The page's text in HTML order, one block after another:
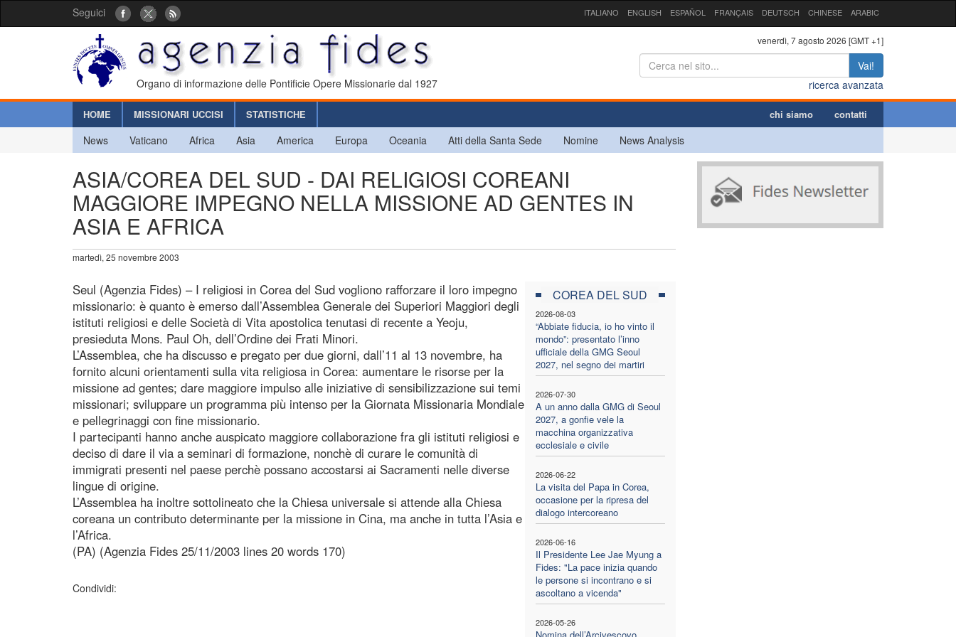
Seguici ITALIANO ENGLISH ESPAÑOL FRANÇAIS DEUTSCH CHINESE ARABIC
Organo di informazione delle Pontificie Opere Missionarie dal 1927
venerdì, 7 agosto 2026 [GMT +1]
Vai!
ricerca avanzata
HOME MISSIONARI UCCISI STATISTICHE chi siamo contatti
News Vaticano Africa Asia America Europa Oceania Atti della Santa Sede Nomine News Analysis
ASIA/COREA DEL SUD - DAI RELIGIOSI COREANI
MAGGIORE IMPEGNO NELLA MISSIONE AD GENTES IN
ASIA E AFRICA
martedì, 25 novembre 2003
COREA DEL SUD
2026-08-03
“Abbiate fiducia, io ho vinto il
mondo”: presentato l’inno
ufficiale della GMG Seoul
2027, nel segno dei martiri
2026-07-30
A un anno dalla GMG di Seoul
2027, a gonfie vele la
macchina organizzativa
ecclesiale e civile
2026-06-22
La visita del Papa in Corea,
occasione per la ripresa del
dialogo intercoreano
2026-06-16
Il Presidente Lee Jae Myung a
Fides: "La pace inizia quando
le persone si incontrano e si
ascoltano a vicenda"
2026-05-26
Seul (Agenzia Fides) – I religiosi in Corea del Sud vogliono rafforzare il loro impegno
missionario: è quanto è emerso dall’Assemblea Generale dei Superiori Maggiori degli
istituti religiosi e delle Società di Vita apostolica tenutasi di recente a Yeoju,
presieduta Mons. Paul Oh, dell’Ordine dei Frati Minori.
L’Assemblea, che ha discusso e pregato per due giorni, dall’11 al 13 novembre, ha
fornito alcuni orientamenti sulla vita religiosa in Corea: aumentare le risorse per la
missione ad gentes; dare maggiore impulso alle iniziative di sensibilizzazione sui temi
missionari; sviluppare un programma più intenso per la Giornata Missionaria Mondiale
e pellegrinaggi con fine missionario.
I partecipanti hanno anche auspicato maggiore collaborazione fra gli istituti religiosi e
deciso di dare il via a seminari di formazione, nonchè di curare le comunità di
immigrati presenti nel paese perchè possano accostarsi ai Sacramenti nelle diverse
lingue di origine.
L’Assemblea ha inoltre sottolineato che la Chiesa universale si attende alla Chiesa
coreana un contributo determinante per la missione in Cina, ma anche in tutta l’Asia e
l’Africa.
(PA) (Agenzia Fides 25/11/2003 lines 20 words 170)
Condividi: